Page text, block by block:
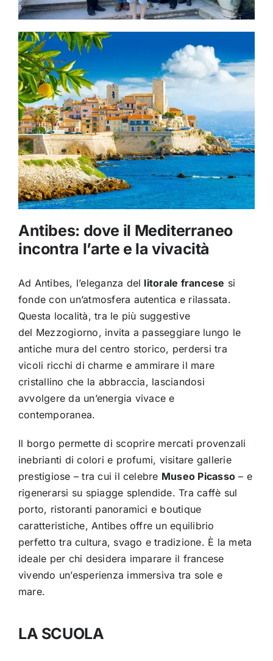
Antibes: dove il Mediterraneo
incontra l’arte e la vivacità
Ad Antibes, l’eleganza del litorale francese si
fonde con un’atmosfera autentica e rilassata.
Questa località, tra le più suggestive
del Mezzogiorno, invita a passeggiare lungo le
antiche mura del centro storico, perdersi tra
vicoli ricchi di charme e ammirare il mare
cristallino che la abbraccia, lasciandosi
avvolgere da un’energia vivace e
contemporanea.
Il borgo permette di scoprire mercati provenzali
inebrianti di colori e profumi, visitare gallerie
prestigiose – tra cui il celebre Museo Picasso – e
rigenerarsi su spiagge splendide. Tra caffè sul
porto, ristoranti panoramici e boutique
caratteristiche, Antibes offre un equilibrio
perfetto tra cultura, svago e tradizione. È la meta
ideale per chi desidera imparare il francese
vivendo un’esperienza immersiva tra sole e
mare.
LA SCUOLA